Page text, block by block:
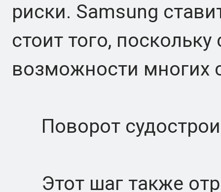
риски. Samsung
стоит того,
возможности многих
Поворот
Этот шаг также